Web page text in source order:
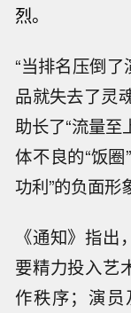
烈。
“当排名压倒
品就失去了灵
助长了“流量至
体不良的“饭
功利”的负面形
《通知》指
要精力投入艺
作秩序；演